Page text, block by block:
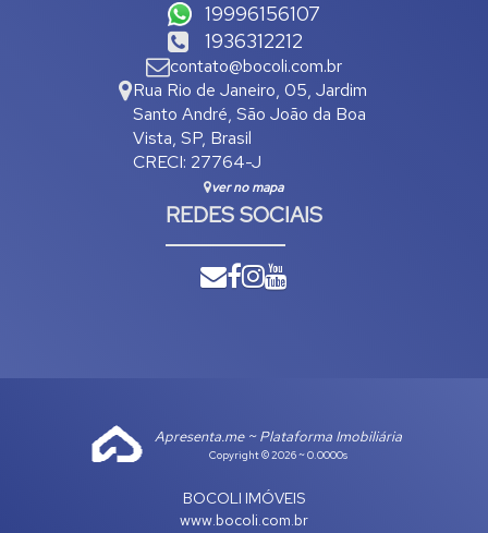
19996156107
1936312212
contato@bocoli.com.br
Rua Rio de Janeiro, 05, Jardim
Santo André, São João da Boa
Vista, SP, Brasil
CRECI: 27764-J
ver no mapa
REDES SOCIAIS
Apresenta.me ~ Plataforma Imobiliária
Copyright © 2026 ~ 0.0000s
BOCOLI IMÓVEIS
www.bocoli.com.br